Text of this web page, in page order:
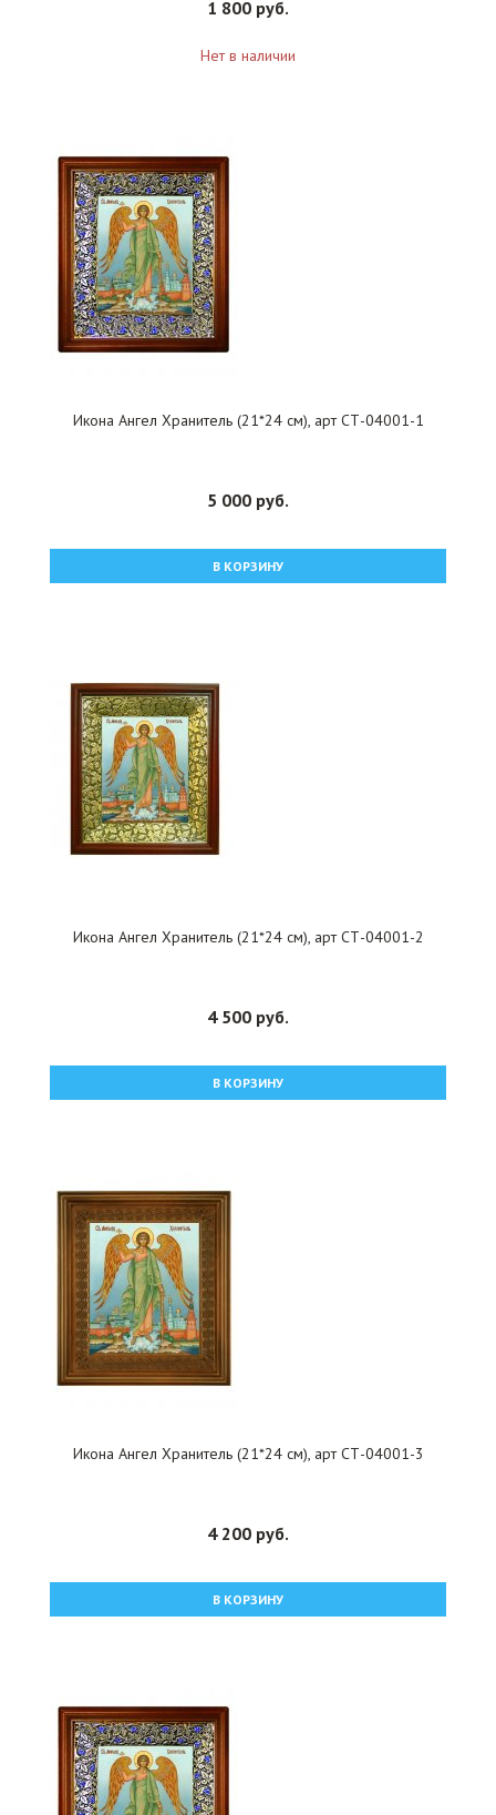
1 800 руб.
Нет в наличии
Икона Ангел Хранитель (21*24 см), арт СТ-04001-1
5 000 руб.
В КОРЗИНУ
Икона Ангел Хранитель (21*24 см), арт СТ-04001-2
4 500 руб.
В КОРЗИНУ
Икона Ангел Хранитель (21*24 см), арт СТ-04001-3
4 200 руб.
В КОРЗИНУ